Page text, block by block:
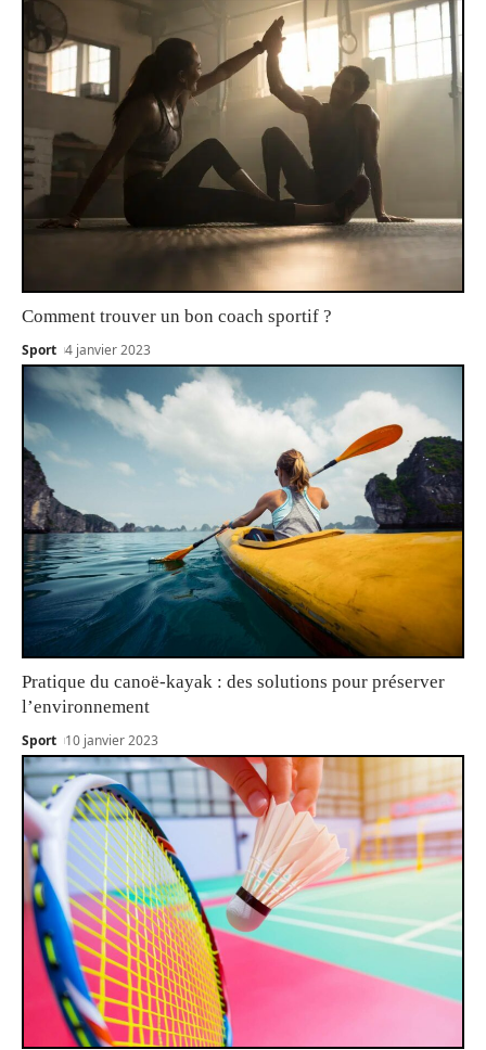
Comment trouver un bon coach sportif ?
Sport 4 janvier 2023
Pratique du canoë-kayak : des solutions pour préserver
l’environnement
Sport 10 janvier 2023